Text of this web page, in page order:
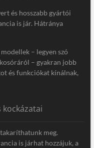
és hosszabb gyártói
is jár. Hátránya
– legyen szó
– gyakran jobb
és funkciókat kínálnak,
kockázatai
meg.
is járhat hozzájuk, a